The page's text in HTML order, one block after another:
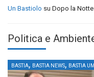
Un Bastiolo su Dopo la
Politica e
BASTIA, BASTIA NEWS, BASTIA